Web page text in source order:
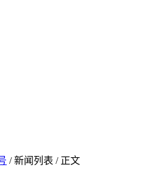
/新闻列表 / 正文